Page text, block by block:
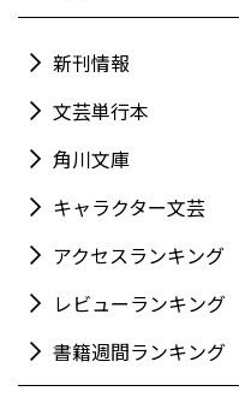
新刊情報
文芸単行本
角川文庫
キャラクター文芸
アクセスランキング
レビューランキング
書籍週間ランキング